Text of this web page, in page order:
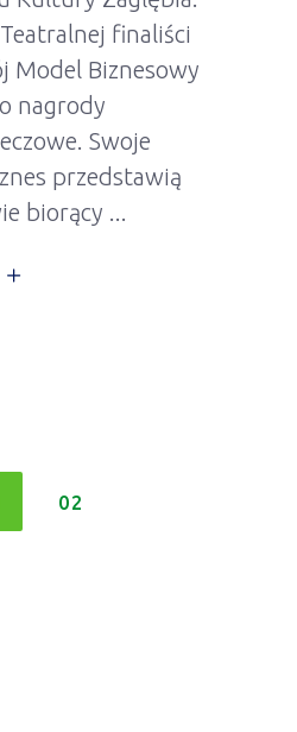
Twój Model
oraz Twój
Twoja
- Twoja
Model Biznesowy
nagrody